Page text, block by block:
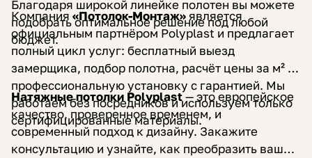
Благодаря широкой линейке полотен вы можете
подобрать оптимальное решение под любой
бюджет.
Компания «Потолок-Монтаж» является
официальным партнёром Polyplast и предлагает
полный цикл услуг: бесплатный выезд
замерщика, подбор полотна, расчёт цены за м² и
профессиональную установку с гарантией. Мы
работаем без посредников и используем только
сертифицированные материалы.
Натяжные потолки Polyplast— это европейское
качество, проверенное временем, и
современный подход к дизайну. Закажите
консультацию и узнайте, как преобразить ваш